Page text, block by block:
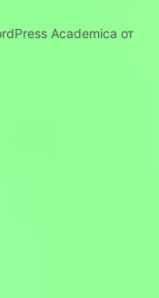
Academica от